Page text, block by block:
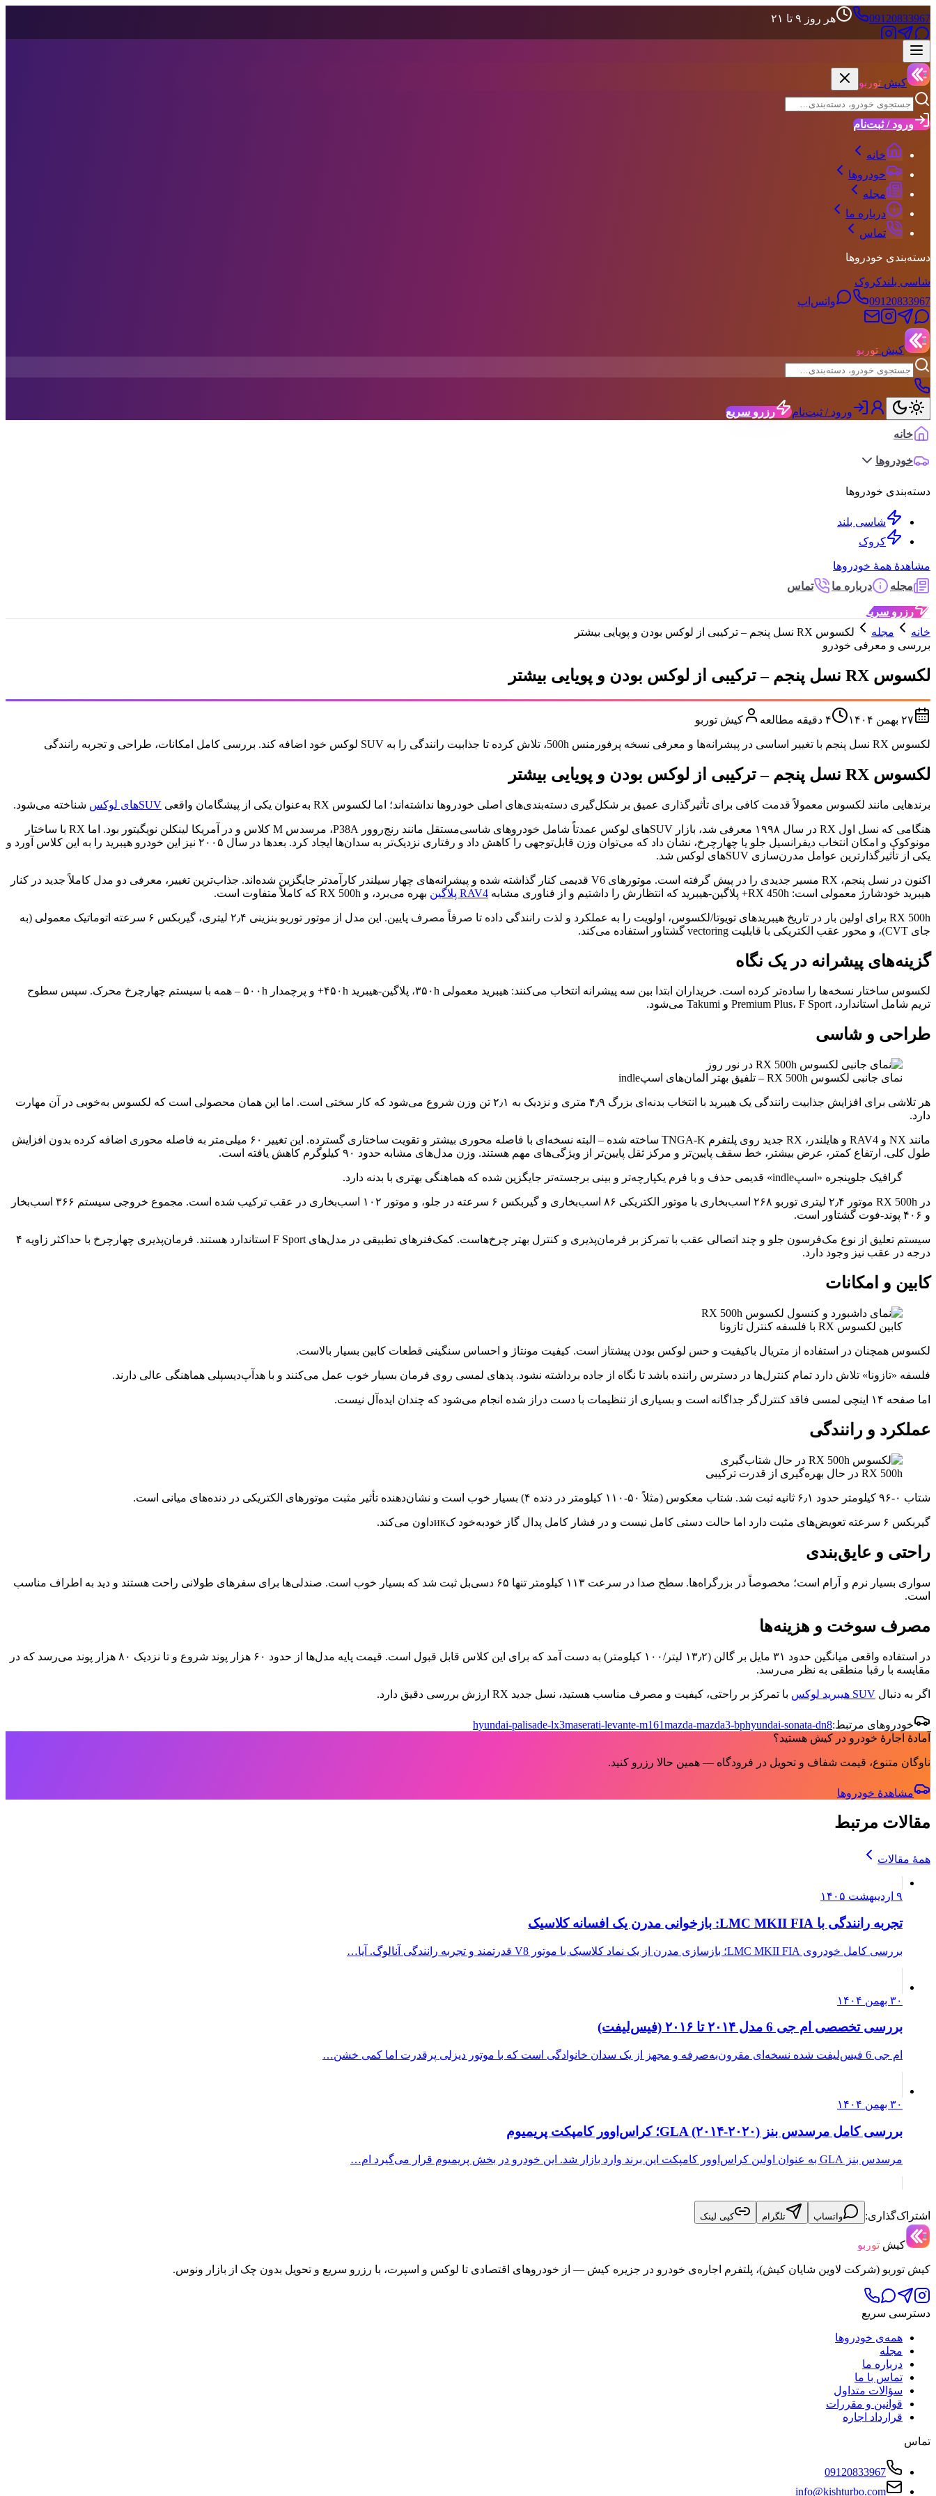
09120833967 هر روز ۹ تا ۲۱
علاقه‌مندی‌ها
کیش توربو
ورود / ثبت‌نام
خانه
خودروها
مجله
درباره ما
تماس
دسته‌بندی خودروها
شاسی بلندکروک
09120833967
واتس‌اپ
کیش توربو
ورود / ثبت‌نام
رزرو سریع
خانه
خودروها
دسته‌بندی خودروها
شاسی بلند
کروک
مشاهدهٔ همهٔ خودروها
مجله
درباره ما تماس
رزرو سریع
خانه
مجله
لکسوس RX نسل پنجم – ترکیبی از لوکس بودن و پویایی بیشتر
بررسی و معرفی خودرو
لکسوس RX نسل پنجم – ترکیبی از لوکس بودن و پویایی بیشتر
۲۷ بهمن ۱۴۰۴ ۴ دقیقه مطالعه کیش توربو
لکسوس RX نسل پنجم با تغییر اساسی در پیشرانه‌ها و معرفی نسخه پرفورمنس 500h، تلاش کرده تا جذابیت رانندگی را به SUV لوکس خود اضافه کند. بررسی کامل امکانات، طراحی و تجربه رانندگی
لکسوس RX نسل پنجم – ترکیبی از لوکس بودن و پویایی بیشتر
برندهایی مانند لکسوس معمولاً قدمت کافی برای تأثیرگذاری عمیق بر شکل‌گیری دسته‌بندی‌های اصلی خودروها نداشته‌اند؛ اما لکسوس RX به‌عنوان یکی از پیشگامان واقعی SUVهای لوکس شناخته می‌شود.
هنگامی که نسل اول RX در سال ۱۹۹۸ معرفی شد، بازار SUVهای لوکس عمدتاً شامل خودروهای شاسی‌مستقل مانند رنج‌روور P38A، مرسدس M کلاس و در آمریکا لینکلن نویگیتور بود. اما RX با ساختار
مونوکوک و امکان انتخاب دیفرانسیل جلو یا چهارچرخ، نشان داد که می‌توان وزن قابل‌توجهی را کاهش داد و رفتاری نزدیک‌تر به سدان‌ها ایجاد کرد. بعدها در سال ۲۰۰۵ نیز این خودرو هیبرید را به این کلاس آورد و
یکی از تأثیرگذارترین عوامل مدرن‌سازی SUVهای لوکس شد.
اکنون در نسل پنجم، RX مسیر جدیدی را در پیش گرفته است. موتورهای V6 قدیمی کنار گذاشته شده و پیشرانه‌های چهار سیلندر کارآمدتر جایگزین شده‌اند. جذاب‌ترین تغییر، معرفی دو مدل کاملاً جدید در کنار
هیبرید خودشارژ معمولی است: RX 450h+ پلاگین-هیبرید که انتظارش را داشتیم و از فناوری مشابه
RAV4 پلاگین بهره می‌برد، و RX 500h که کاملاً متفاوت است.
RX 500h برای اولین بار در تاریخ هیبریدهای تویوتا/لکسوس، اولویت را به عملکرد و لذت رانندگی داده تا صرفاً مصرف پایین. این مدل از موتور توربو بنزینی ۲٫۴ لیتری، گیربکس ۶ سرعته اتوماتیک معمولی (به
جای CVT)، و محور عقب الکتریکی با قابلیت vectoring گشتاور استفاده می‌کند.
گزینه‌های پیشرانه در یک نگاه
لکسوس ساختار نسخه‌ها را ساده‌تر کرده است. خریداران ابتدا بین سه پیشرانه انتخاب می‌کنند: هیبرید معمولی ۳۵۰h، پلاگین-هیبرید ۴۵۰h+ و پرچمدار ۵۰۰h – همه با سیستم چهارچرخ محرک. سپس سطوح
تریم شامل استاندارد، Premium Plus، F Sport و Takumi می‌شود.
طراحی و شاسی
نمای جانبی لکسوس RX 500h – تلفیق بهتر المان‌های اسپindle
هر تلاشی برای افزایش جذابیت رانندگی یک هیبرید با انتخاب بدنه‌ای بزرگ ۴٫۹ متری و نزدیک به ۲٫۱ تن وزن شروع می‌شود که کار سختی است. اما این همان محصولی است که لکسوس به‌خوبی در آن مهارت
دارد.
مانند NX و RAV4 و هایلندر، RX جدید روی پلتفرم TNGA-K ساخته شده – البته نسخه‌ای با فاصله محوری بیشتر و تقویت ساختاری گسترده. این تغییر ۶۰ میلی‌متر به فاصله محوری اضافه کرده بدون افزایش
طول کلی. ارتفاع کمتر، عرض بیشتر، خط سقف پایین‌تر و مرکز ثقل پایین‌تر از ویژگی‌های مهم هستند. وزن مدل‌های مشابه حدود ۹۰ کیلوگرم کاهش یافته است.
گرافیک جلوپنجره «اسپindle» قدیمی حذف و با فرم یکپارچه‌تر و بینی برجسته‌تر جایگزین شده که هماهنگی بهتری با بدنه دارد.
در RX 500h موتور ۲٫۴ لیتری توربو ۲۶۸ اسب‌بخاری با موتور الکتریکی ۸۶ اسب‌بخاری و گیربکس ۶ سرعته در جلو، و موتور ۱۰۲ اسب‌بخاری در عقب ترکیب شده است. مجموع خروجی سیستم ۳۶۶ اسب‌بخار
و ۴۰۶ پوند-فوت گشتاور است.
سیستم تعلیق از نوع مک‌فرسون جلو و چند اتصالی عقب با تمرکز بر فرمان‌پذیری و کنترل بهتر چرخ‌هاست. کمک‌فنرهای تطبیقی در مدل‌های F Sport استاندارد هستند. فرمان‌پذیری چهارچرخ با حداکثر زاویه ۴
درجه در عقب نیز وجود دارد.
کابین و امکانات
کابین لکسوس RX با فلسفه کنترل تازونا
لکسوس همچنان در استفاده از متریال باکیفیت و حس لوکس بودن پیشتاز است. کیفیت مونتاژ و احساس سنگینی قطعات کابین بسیار بالاست.
فلسفه «تازونا» تلاش دارد تمام کنترل‌ها در دسترس راننده باشد تا نگاه از جاده برداشته نشود. پدهای لمسی روی فرمان بسیار خوب عمل می‌کنند و با هدآپ‌دیسپلی هماهنگی عالی دارند.
اما صفحه ۱۴ اینچی لمسی فاقد کنترل‌گر جداگانه است و بسیاری از تنظیمات با دست دراز شده انجام می‌شود که چندان ایده‌آل نیست.
عملکرد و رانندگی
RX 500h در حال بهره‌گیری از قدرت ترکیبی
شتاب ۰-۹۶ کیلومتر حدود ۶٫۱ ثانیه ثبت شد. شتاب معکوس (مثلاً ۵۰-۱۱۰ کیلومتر در دنده ۴) بسیار خوب است و نشان‌دهنده تأثیر مثبت موتورهای الکتریکی در دنده‌های میانی است.
گیربکس ۶ سرعته تعویض‌های مثبت دارد اما حالت دستی کامل نیست و در فشار کامل پدال گاز خودبه‌خود کик‌داون می‌کند.
راحتی و عایق‌بندی
سواری بسیار نرم و آرام است؛ مخصوصاً در بزرگراه‌ها. سطح صدا در سرعت ۱۱۳ کیلومتر تنها ۶۵ دسی‌بل ثبت شد که بسیار خوب است. صندلی‌ها برای سفرهای طولانی راحت هستند و دید به اطراف مناسب
است.
مصرف سوخت و هزینه‌ها
در استفاده واقعی میانگین حدود ۳۱ مایل بر گالن (۱۳٫۲ لیتر/۱۰۰ کیلومتر) به دست آمد که برای این کلاس قابل قبول است. قیمت پایه مدل‌ها از حدود ۶۰ هزار پوند شروع و تا نزدیک ۸۰ هزار پوند می‌رسد که در
مقایسه با رقبا منطقی به نظر می‌رسد.
اگر به دنبال SUV هیبرید لوکس با تمرکز بر راحتی، کیفیت و مصرف مناسب هستید، نسل جدید RX ارزش بررسی دقیق دارد.
خودروهای مرتبط: hyundai-palisade-lx3maserati-levante-m161mazda-mazda3-bphyundai-sonata-dn8
آمادهٔ اجارهٔ خودرو در کیش هستید؟
ناوگان متنوع، قیمت شفاف و تحویل در فرودگاه — همین حالا رزرو کنید.
مشاهدهٔ خودروها
مقالات مرتبط
همهٔ مقالات
۹ اردیبهشت ۱۴۰۵
تجربه رانندگی با LMC MKII FIA: بازخوانی مدرن یک افسانه کلاسیک
بررسی کامل خودروی LMC MKII FIA؛ بازسازی مدرن از یک نماد کلاسیک با موتور V8 قدرتمند و تجربه رانندگی آنالوگ. آیا…
۳۰ بهمن ۱۴۰۴
بررسی تخصصی ام جی 6 مدل ۲۰۱۴ تا ۲۰۱۶ (فیس‌لیفت)
ام جی 6 فیس‌لیفت شده نسخه‌ای مقرون‌به‌صرفه و مجهز از یک سدان خانوادگی است که با موتور دیزلی پرقدرت اما کمی خشن…
۳۰ بهمن ۱۴۰۴
بررسی کامل مرسدس بنز GLA (۲۰۱۴-۲۰۲۰)؛ کراس‌اوور کامپکت پریمیوم
مرسدس بنز GLA به عنوان اولین کراس‌اوور کامپکت این برند وارد بازار شد. این خودرو در بخش پریمیوم قرار می‌گیرد ام…
اشتراک‌گذاری: واتساپ تلگرام کپی لینک
کیش توربو
کیش توربو (شرکت لاوین شایان کیش)، پلتفرم اجاره‌ی خودرو در جزیره کیش — از خودروهای اقتصادی تا لوکس و اسپرت، با رزرو سریع و تحویل بدون چک از بازار ونوس.
دسترسی سریع
همه‌ی خودروها
مجله
درباره ما
تماس با ما
سؤالات متداول
قوانین و مقررات
قرارداد اجاره
تماس
09120833967
info@kishturbo.com